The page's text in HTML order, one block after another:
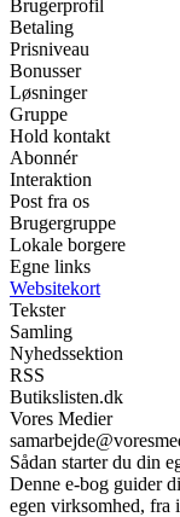
Brugerprofil
Betaling
Prisniveau
Bonusser
Løsninger
Gruppe
Hold kontakt
Abonnér
Interaktion
Post fra os
Brugergruppe
Lokale borgere
Egne links
Websitekort
Tekster
Samling
Nyhedssektion
RSS
Butikslisten.dk
Vores Medier
Sådan starter du din
Denne e-bog guider
egen virksomhed,